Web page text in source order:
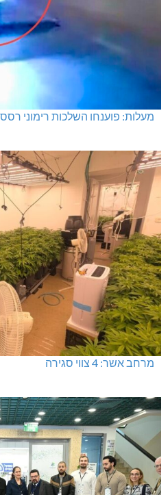
מעלות: פוענחו השלכות רימוני רסס